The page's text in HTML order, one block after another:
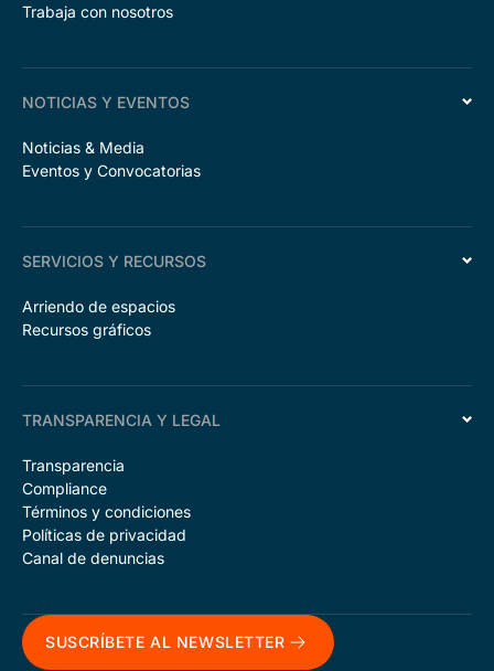
Trabaja con nosotros
NOTICIAS Y EVENTOS
Noticias & Media
Eventos y Convocatorias
SERVICIOS Y RECURSOS
Arriendo de espacios
Recursos gráficos
TRANSPARENCIA Y LEGAL
Transparencia
Compliance
Términos y condiciones
Políticas de privacidad
Canal de denuncias
SUSCRÍBETE AL NEWSLETTER